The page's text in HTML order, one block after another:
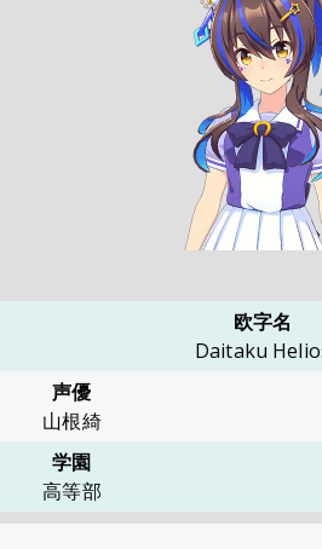
欧字名
Daitaku
声優
山根綺
学園
高等部